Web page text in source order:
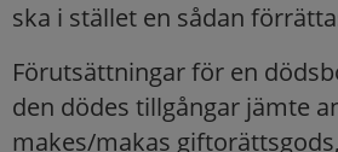
ska i stället en sådan
Förutsättningar för en
den dödes tillgångar jämte
makes/makas